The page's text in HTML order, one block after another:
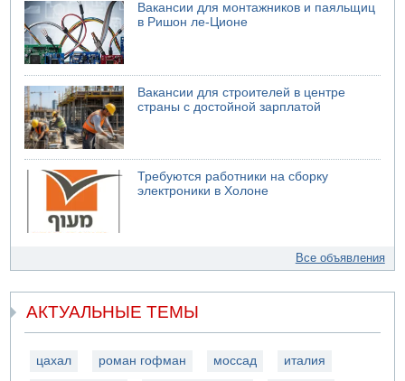
Вакансии для монтажников и паяльщиц
в Ришон ле-Ционе
Вакансии для строителей в центре
страны с достойной зарплатой
Требуются работники на сборку
электроники в Холоне
Все объявления
АКТУАЛЬНЫЕ ТЕМЫ
цахал роман гофман моссад италия